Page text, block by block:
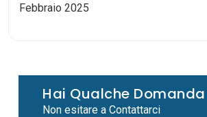
Febbraio 2025
Hai Qualche
Non esitare a Contattarci